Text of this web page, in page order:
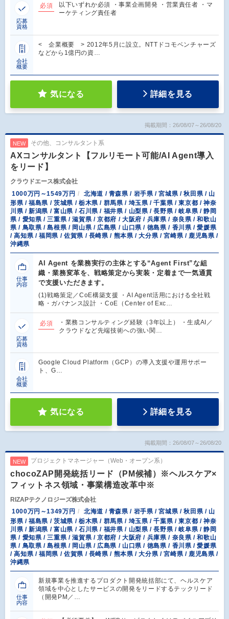
応募
資格
必須
以下いずれか必須 ・事業企画開発 ・営業責任者 ・マ
ーケティング責任者
会社
概要
< 企業概要 > 2012年5月に設立。NTTドコモベンチャーズ
などから1億円の資…
気になる 詳細を見る
掲載期間：26/08/07～26/08/20
NEW その他、コンサルタント系
AXコンサルタント【フルリモート可能/AI Agent導入
をリード】
クラウドエース株式会社
1000万円～1549万円
北海道 / 青森県 / 岩手県 / 宮城県 / 秋田県 / 山
形県 / 福島県 / 茨城県 / 栃木県 / 群馬県 / 埼玉県 / 千葉県 / 東京都 / 神奈
川県 / 新潟県 / 富山県 / 石川県 / 福井県 / 山梨県 / 長野県 / 岐阜県 / 静岡
県 / 愛知県 / 三重県 / 滋賀県 / 京都府 / 大阪府 / 兵庫県 / 奈良県 / 和歌山
県 / 鳥取県 / 島根県 / 岡山県 / 広島県 / 山口県 / 徳島県 / 香川県 / 愛媛県
/ 高知県 / 福岡県 / 佐賀県 / 長崎県 / 熊本県 / 大分県 / 宮崎県 / 鹿児島県 /
沖縄県
仕事
内容
AI Agent を業務実行の主体とする“Agent First”な組
織・業務変革を、戦略策定から実装・定着まで一気通貫
で支援いただきます。
(1)戦略策定／CoE構築支援 ・AI Agent活用における全社戦
略・ガバナンス設計 ・CoE（Center of Exc…
応募
資格
必須
・業務コンサルティング経験（3年以上） ・生成AI／
クラウドなど先端技術への強い関…
会社
概要
Google Cloud Platform（GCP）の導入支援や運用サポー
ト、G…
気になる 詳細を見る
掲載期間：26/08/07～26/08/20
NEW プロジェクトマネージャー（Web・オープン系）
chocoZAP開発統括リード（PM候補）※ヘルスケア×
フィットネス領域・事業構造改革中※
RIZAPテクノロジーズ株式会社
1000万円～1349万円
北海道 / 青森県 / 岩手県 / 宮城県 / 秋田県 / 山
形県 / 福島県 / 茨城県 / 栃木県 / 群馬県 / 埼玉県 / 千葉県 / 東京都 / 神奈
川県 / 新潟県 / 富山県 / 石川県 / 福井県 / 山梨県 / 長野県 / 岐阜県 / 静岡
県 / 愛知県 / 三重県 / 滋賀県 / 京都府 / 大阪府 / 兵庫県 / 奈良県 / 和歌山
県 / 鳥取県 / 島根県 / 岡山県 / 広島県 / 山口県 / 徳島県 / 香川県 / 愛媛県
/ 高知県 / 福岡県 / 佐賀県 / 長崎県 / 熊本県 / 大分県 / 宮崎県 / 鹿児島県 /
沖縄県
仕事
内容
新規事業を推進するプロダクト開発統括部にて、ヘルスケア
領域を中心としたサービスの開発をリードするテックリード
（開発PM／…